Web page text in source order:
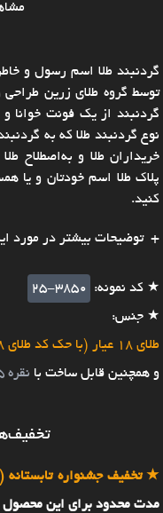
توسط گروه طلای زرین
گردنبند از یک فونت خوانا
نوع گردنبند طلا که به
خریداران طلا و به‌اصطلاح
پلاک طلا اسم خودتان و یا
کنید.
توضیحات بیشتر در مورد
★ کد نمونه:
25-3850
★ جنس:
طلای 18 عیار (با حک کد طلای 18 عیار پشت کار)
و همچنین قابل ساخت با نقره 925
★تخفیف جشنواره تابستانه (طلای
مدت محدود برای این محصول